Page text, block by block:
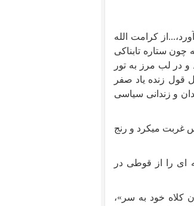
کرامت الله
ستاره تابناکی
در لب مرز به تور
قول زنده یاد صفر
و زندانی سیاسی
غربت میکرد و رنج
ای را از قوطی در
سا ل ۱۳۵۲، که «باطوم بدستان کلاه خود به سر»،